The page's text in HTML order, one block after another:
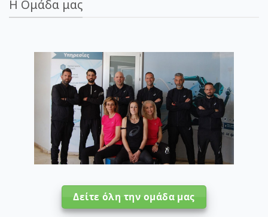
Η Ομάδα μας
Δείτε όλη την ομάδα μας